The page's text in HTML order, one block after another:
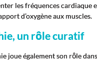
les fréquences cardiaque
d’oxygène aux muscles.
un rôle curatif
joue également son rôle